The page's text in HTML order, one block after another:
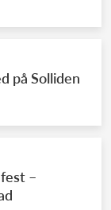
på Solliden
–